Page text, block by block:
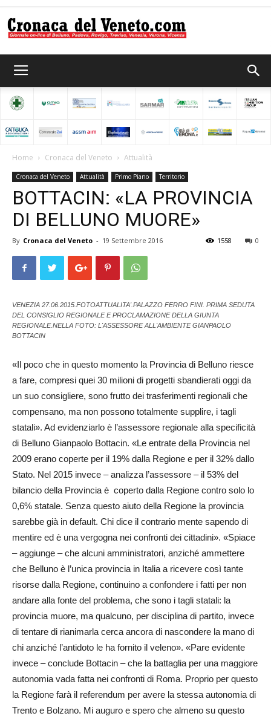
del
Veneto
Home Cronaca del Veneto Attualità
Cronaca del Veneto Attualità Primo Piano Territorio
BOTTACIN: «LA PROVINCIA
DI BELLUNO MUORE»
By Cronaca del Veneto - 19 Settembre 2016 0
1558
VENEZIA 27.06.2015.FOTOATTUALITA'.PALAZZO FERRO FINI. PRIMA SEDUTA
DEL CONSIGLIO REGIONALE E PROCLAMAZIONE DELLA GIUNTA
REGIONALE.NELLA FOTO: L'ASSESSORE ALL'AMBIENTE GIANPAOLO
BOTTACIN
«Il poco che in questo momento la Provincia di Belluno riesce
a fare, compresi quei 30 milioni di progetti sbandierati oggi da
un suo consigliere, sono frutto dei trasferimenti regionali che
compensano, ma non possono totalmente supplire, i tagli
statali». Ad evidenziarlo è l’assessore regionale alla specificità
di Belluno Gianpaolo Bottacin. «Le entrate della Provincia nel
2009 era­no coperte per il 19% dalla Re­gione e per il 32% dallo
Stato. Nel 2015 invece – analizza l’assessore – il 53% del
bilancio della Provincia è coperto dalla Regione contro so­lo lo
0,6% statale. Senza questo aiuto della Regione la provincia
sarebbe già in default. Chi dice il contrario mente sapendo di
mentire ed è una vergogna nei confronti dei cittadini». «Spiace
– aggiunge – che alcuni amministratori, an­ziché ammettere
che Belluno è l’u­nica provincia in Italia a ricevere così tante
risorse dalla Regione, continuino a confondere i fatti per non
andare alla fonte del problema, che sono i tagli statali: la
provincia muore, ma qualcuno, per disciplina di partito, invece
di tentare di rianimarla cerca ancora di nascondere la mano di
chi anziché l’antidoto le ha fornito il veleno». «Pare evidente
invece – conclude Bottacin – che la battaglia per una maggiore
autonomia vada fatta nei confronti di Roma. Proprio per questo
la Regione farà il referendum per avere la stessa autonomia di
Trento e Bolzano. Mi auguro e spero che almeno su questo